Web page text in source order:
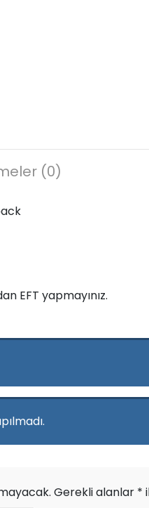
(0)
EFT yapmayınız.
Gerekli alanlar *